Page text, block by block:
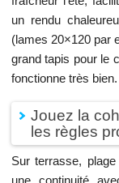
un rendu
(lames 20×120 par
grand tapis pour le
fonctionne très bien.
Jouez la
les règles
Sur terrasse,
une continuité